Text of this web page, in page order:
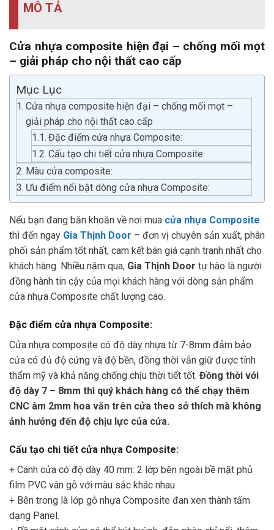
MÔ TẢ
Cửa nhựa composite hiện đại – chống mối mọt
– giải pháp cho nội thất cao cấp
Mục Lục
Cửa nhựa composite hiện đại – chống mối mọt –
giải pháp cho nội thất cao cấp
Đặc điểm cửa nhựa Composite:
Cấu tạo chi tiết cửa nhựa Composite:
Màu cửa composite:
Ưu điểm nổi bật dòng cửa nhựa Composite:
Nếu bạn đang băn khoăn về nơi mua cửa nhựa Composite
thì đến ngay Gia Thịnh Door – đơn vị chuyên sản xuất, phân
phối sản phẩm tốt nhất, cam kết bán giá cạnh tranh nhất cho
khách hàng. Nhiều năm qua, Gia Thịnh Door tự hào là người
đồng hành tin cậy của mọi khách hàng với dòng sản phẩm
cửa nhựa Composite chất lượng cao.
Đặc điểm cửa nhựa Composite:
Cửa nhựa composite có độ dày nhựa từ 7-8mm đảm bảo
cửa có đủ độ cứng và độ bền, đồng thời vẫn giữ được tính
thẩm mỹ và khả năng chống chịu thời tiết tốt. Đồng thời với
độ dày 7 – 8mm thì quý khách hàng có thể chạy thêm
CNC âm 2mm hoa văn trên cửa theo sở thích mà không
ảnh hưởng đến độ chịu lực của cửa.
Cấu tạo chi tiết cửa nhựa Composite:
+ Cánh cửa có độ dày 40 mm: 2 lớp bên ngoài bề mặt phủ
film PVC vân gỗ với màu sắc khác nhau
+ Bên trong là lớp gỗ nhựa Composite đan xen thành tấm
dạng Panel.